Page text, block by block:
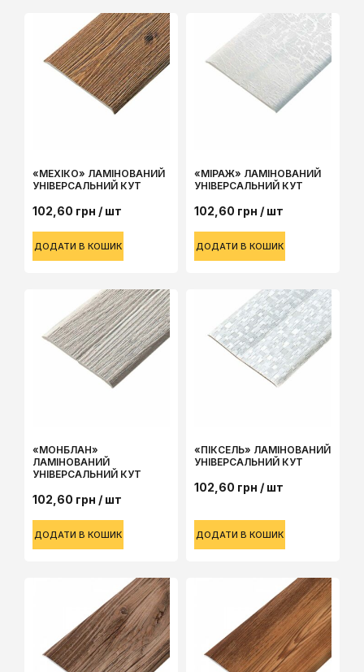
«МЕХІКО» ЛАМІНОВАНИЙ
УНІВЕРСАЛЬНИЙ КУТ
102,60 грн / шт
ДОДАТИ В КОШИК
«МІРАЖ» ЛАМІНОВАНИЙ
УНІВЕРСАЛЬНИЙ КУТ
102,60 грн / шт
ДОДАТИ В КОШИК
«МОНБЛАН»
ЛАМІНОВАНИЙ
УНІВЕРСАЛЬНИЙ КУТ
102,60 грн / шт
ДОДАТИ В КОШИК
«ПІКСЕЛЬ» ЛАМІНОВАНИЙ
УНІВЕРСАЛЬНИЙ КУТ
102,60 грн / шт
ДОДАТИ В КОШИК